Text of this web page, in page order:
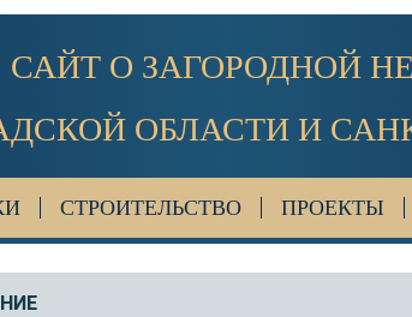
САЙТ О ЗАГОРОДНОЙ
ОБЛАСТИ И
СТРОИТЕЛЬСТВО ПРОЕКТЫ